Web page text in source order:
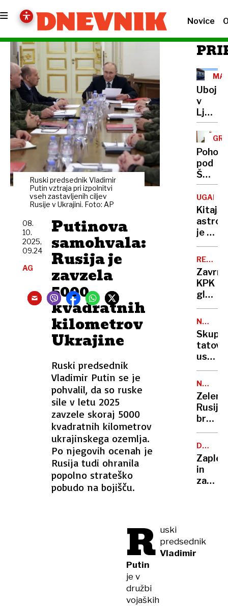
Novice
Ruski predsednik Vladimir
Putin vztraja pri izpolnitvi
vseh zastavljenih ciljev
Rusije v Ukrajini. Foto: AP
Putinova
samohvala:
Rusija je
zavzela
5000
kvadratnih
kilometrov
Ukrajine
Ruski predsednik
Vladimir Putin se je
pohvalil, da so ruske
sile v letu 2025
zavzele skoraj 5000
kvadratnih kilometrov
ukrajinskega ozemlja.
Po njegovih ocenah je
Rusija tudi ohranila
popolno strateško
pobudo na bojišču.
08.
10.
2025,
09.24
AG
R uski
predsednik
Vladimir
Putin
je v
družbi
vojaških
Uboj
v
naj
bi do
smrti
mladi
boksar
pod
goro
grozil,
da jo
bo
glavo”
UGANKA
je v
vesolju
slišal
zvok,
ki ga
nihče
ne
zna
KPK
glede
nakupa
NOVO
MESTO
tatov
ustavil
med
njimi
je bil
tudi
otrok
NAŠEL
Rusija
pošilja
nad
Evropo
iz
flote
OSKRBA
Zapleti
in